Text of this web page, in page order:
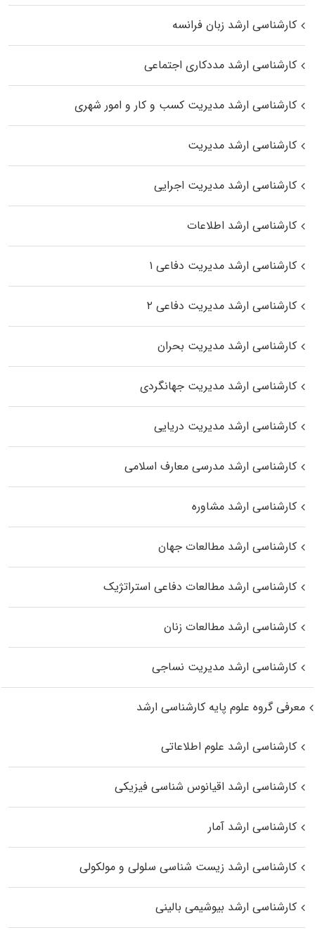
کارشناسی ارشد زبان فرانسه
کارشناسی ارشد مددکاری اجتماعی
کارشناسی ارشد مدیریت کسب و کار و امور شهری
کارشناسی ارشد مدیریت
کارشناسی ارشد مدیریت اجرایی
کارشناسی ارشد اطلاعات
کارشناسی ارشد مدیریت دفاعی ۱
کارشناسی ارشد مدیریت دفاعی ۲
کارشناسی ارشد مدیریت بحران
کارشناسی ارشد مدیریت جهانگردی
کارشناسی ارشد مدیریت دریایی
کارشناسی ارشد مدرسی معارف اسلامی
کارشناسی ارشد مشاوره
کارشناسی ارشد مطالعات جهان
کارشناسی ارشد مطالعات دفاعی استراتژیک
کارشناسی ارشد مطالعات زنان
کارشناسی ارشد مدیریت نساجی
معرفی گروه علوم پایه کارشناسی ارشد
کارشناسی ارشد علوم اطلاعاتی
کارشناسی ارشد اقیانوس‌ شناسی فیزیکی
کارشناسی ارشد آمار
کارشناسی ارشد زیست شناسی سلولی و مولکولی
کارشناسی ارشد بیوشیمی بالینی